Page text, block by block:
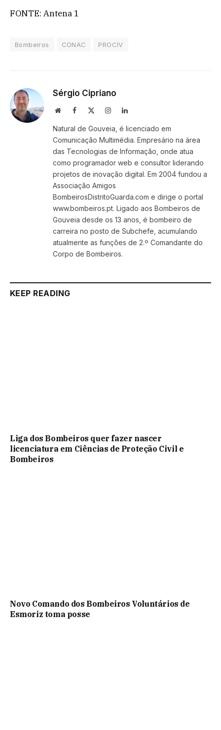
FONTE: Antena 1
Bombeiros CONAC PROCIV
Sérgio Cipriano
WebsiteFacebook InstagramLinkedIn
Natural de Gouveia, é licenciado em
Comunicação Multimédia. Empresário na área
das Tecnologias de Informação, onde atua
como programador web e consultor liderando
projetos de inovação digital. Em 2004 fundou a
Associação Amigos
BombeirosDistritoGuarda.com e dirige o portal
www.bombeiros.pt. Ligado aos Bombeiros de
Gouveia desde os 13 anos, é bombeiro de
carreira no posto de Subchefe, acumulando
atualmente as funções de 2.º Comandante do
Corpo de Bombeiros.
KEEP READING
Liga dos Bombeiros quer fazer nascer
licenciatura em Ciências de Proteção Civil e
Bombeiros
Novo Comando dos Bombeiros Voluntários de
Esmoriz toma posse